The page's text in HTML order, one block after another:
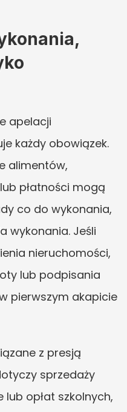
apelacji
każdy obowiązek.
alimentów,
płatności mogą
co do wykonania,
wykonania. Jeśli
nieruchomości,
lub podpisania
pierwszym akapicie
z presją
sprzedaży
lub opłat szkolnych,